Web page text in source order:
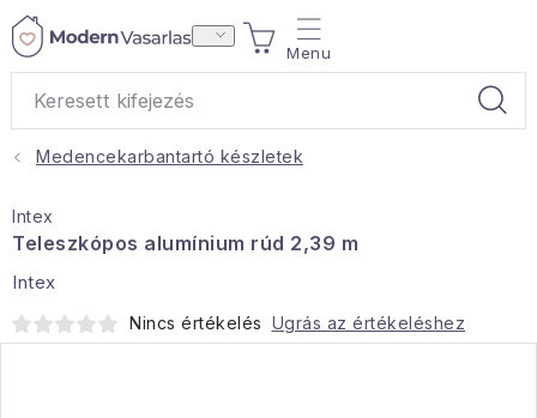
Ugrás
KOSÁR
Otthoni illatok
Medencekarbantartó készletek
Intex
Teleszkópos alumínium rúd 2,39 m
Intex
Nincs értékelés Ugrás az értékeléshez